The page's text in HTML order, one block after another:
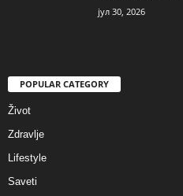
јул 30, 2026
POPULAR CATEGORY
Život
Zdravlje
Lifestyle
Saveti